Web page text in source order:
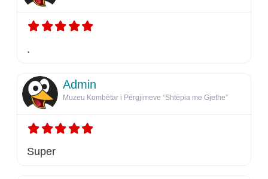
.
Admin
Muzeu Kombëtar i Përgjimeve “Shtëpia me Gjethe”
Super